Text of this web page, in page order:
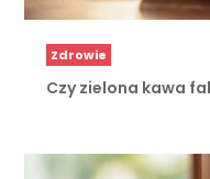
Zdrowie
Czy zielona kawa